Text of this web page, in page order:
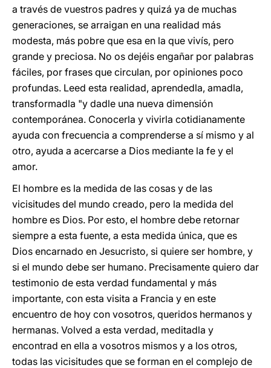
a través de vuestros padres y quizá ya de muchas
generaciones, se arraigan en una realidad más
modesta, más pobre que esa en la que vivís, pero
grande y preciosa. No os dejéis engañar por palabras
fáciles, por frases que circulan, por opiniones poco
profundas. Leed esta realidad, aprendedla, amadla,
transformadla "y dadle una nueva dimensión
contemporánea. Conocerla y vivirla cotidianamente
ayuda con frecuencia a comprenderse a sí mismo y al
otro, ayuda a acercarse a Dios mediante la fe y el
amor.
El hombre es la medida de las cosas y de las
vicisitudes del mundo creado, pero la medida del
hombre es Dios. Por esto, el hombre debe retornar
siempre a esta fuente, a esta medida única, que es
Dios encarnado en Jesucristo, si quiere ser hombre, y
si el mundo debe ser humano. Precisamente quiero dar
testimonio de esta verdad fundamental y más
importante, con esta visita a Francia y en este
encuentro de hoy con vosotros, queridos hermanos y
hermanas. Volved a esta verdad, meditadla y
encontrad en ella a vosotros mismos y a los otros,
todas las vicisitudes que se forman en el complejo de